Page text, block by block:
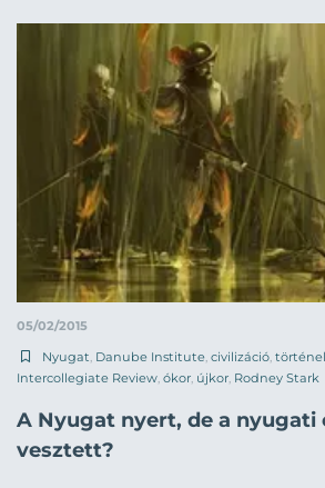
05/02/2015
Nyugat, Danube Institute, civilizáció,
Intercollegiate Review, ókor, újkor, Rodney Stark
A Nyugat nyert, de a nyugati
vesztett?